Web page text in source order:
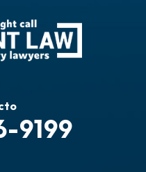
9199